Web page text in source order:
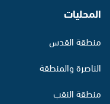
المحليات
منطقة القدس
الناصرة والمنطقة
منطقة النقب